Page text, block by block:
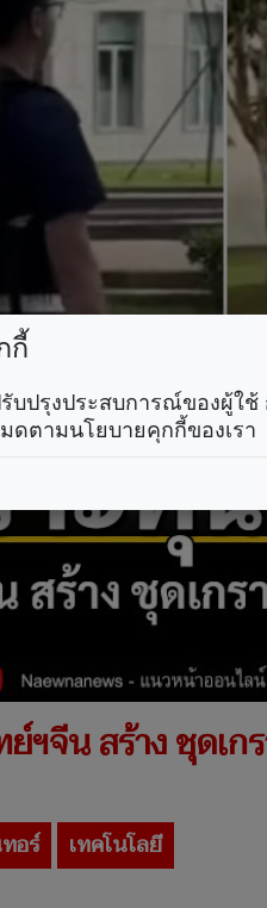
จีน สร้าง ชุดเก
อร์ เทคโนโลยี
กี้
บปรุงประสบการณ์ของผู้ใ
ดตามนโยบายคุกกี้ของเรา